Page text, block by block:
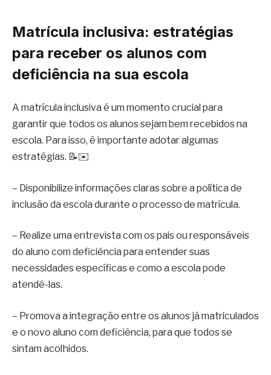
Matrícula inclusiva: estratégias
para receber os alunos com
deficiência na sua escola
A matrícula inclusiva é um momento crucial para
garantir que todos os alunos sejam bem recebidos na
escola. Para isso, é importante adotar algumas
estratégias. 📝✉️
– Disponibilize informações claras sobre a política de
inclusão da escola durante o processo de matrícula.
– Realize uma entrevista com os pais ou responsáveis
do aluno com deficiência para entender suas
necessidades específicas e como a escola pode
atendê-las.
– Promova a integração entre os alunos já matriculados
e o novo aluno com deficiência, para que todos se
sintam acolhidos.